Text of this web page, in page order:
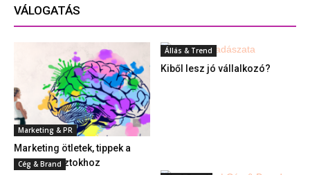
VÁLOGATÁS
Marketing & PR
Marketing ötletek, tippek a
kreatív posztokhoz
Állás & Trend
Kiből lesz jó vállalkozó?
Cég & Brand